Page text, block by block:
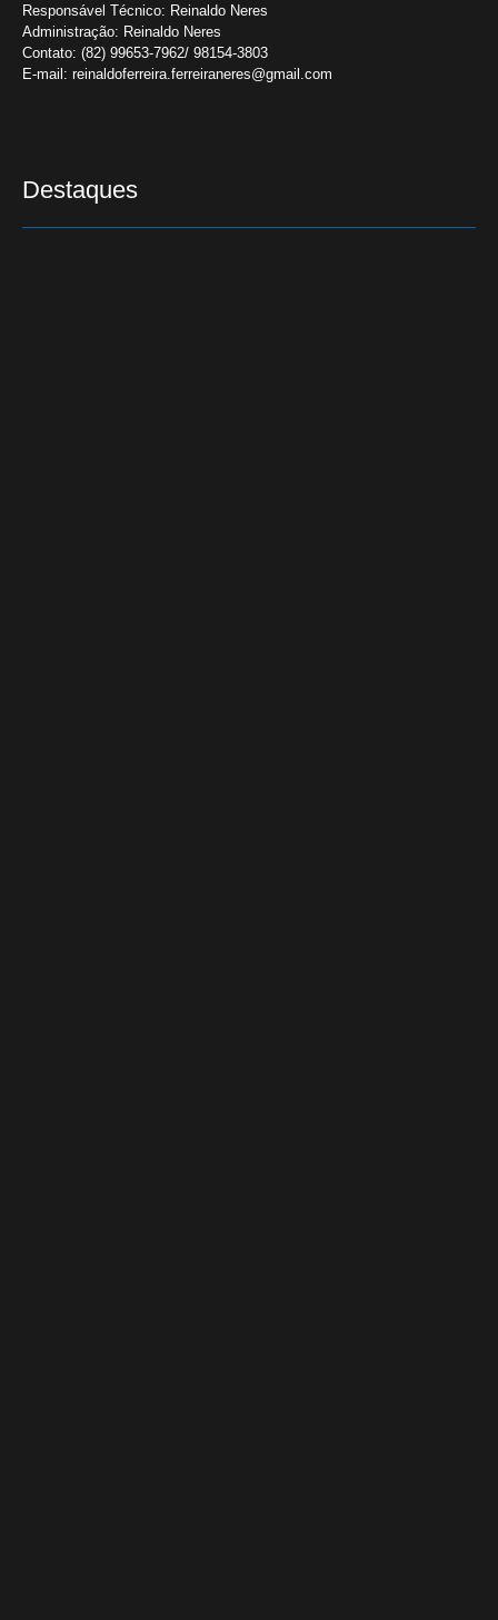
Responsável Técnico: Reinaldo Neres
Administração: Reinaldo Neres
Contato: (82) 99653-7962/ 98154-3803
E-mail: reinaldoferreira.ferreiraneres@gmail.com
Destaques